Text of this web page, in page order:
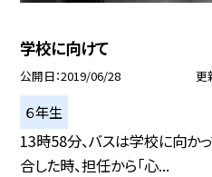
学校に向けて
公開日 2019/06/28 更
６年生
13時58分、バスは学校に向か
合した時、担任から「心...